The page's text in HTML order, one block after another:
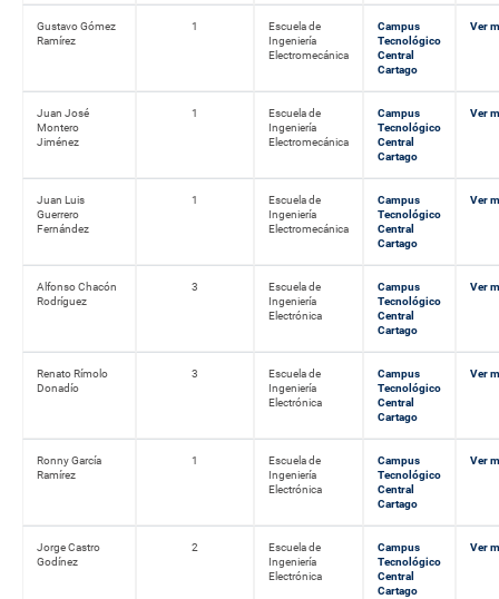
Gustavo Gómez
Ramírez
1
Escuela de
Ingeniería
Electromecánica
Campus
Tecnológico
Central
Cartago
Ver
Juan José
Montero
Jiménez
1
Escuela de
Ingeniería
Electromecánica
Campus
Tecnológico
Central
Cartago
Ver
Juan Luis
Guerrero
Fernández
1
Escuela de
Ingeniería
Electromecánica
Campus
Tecnológico
Central
Cartago
Ver
Alfonso Chacón
Rodríguez
3
Escuela de
Ingeniería
Electrónica
Campus
Tecnológico
Central
Cartago
Ver
Renato Rímolo
Donadío
3
Escuela de
Ingeniería
Electrónica
Campus
Tecnológico
Central
Cartago
Ver
Ronny García
Ramírez
1
Escuela de
Ingeniería
Electrónica
Campus
Tecnológico
Central
Cartago
Ver
Jorge Castro
Godínez
2
Escuela de
Ingeniería
Electrónica
Campus
Tecnológico
Central
Cartago
Ver